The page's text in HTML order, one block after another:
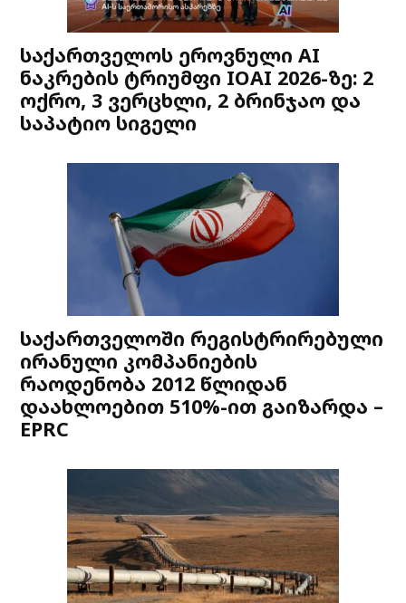
საქართველოს ეროვნული AI
ნაკრების ტრიუმფი IOAI 2026-ზე: 2
ოქრო, 3 ვერცხლი, 2 ბრინჯაო და
საპატიო სიგელი
საქართველოში რეგისტრირებული
ირანული კომპანიების
რაოდენობა 2012 წლიდან
დაახლოებით 510%-ით გაიზარდა –
EPRC